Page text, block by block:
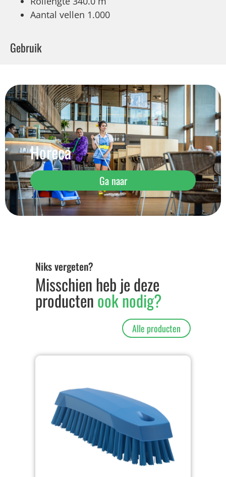
Aantal vellen 1.000
Gebruik
Horeca
Ga naar
Niks vergeten?
Misschien heb je deze
productenook nodig?
Alle producten